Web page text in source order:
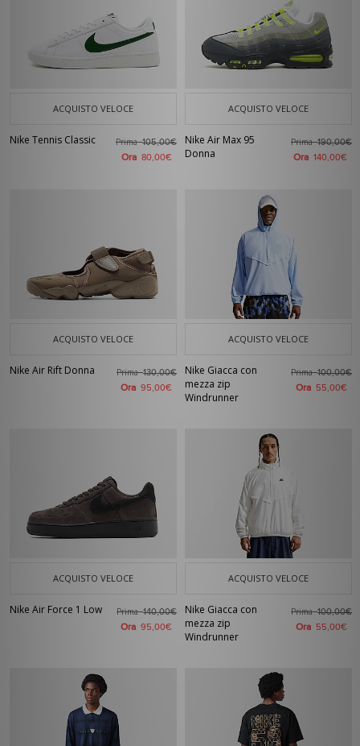
ACQUISTO VELOCE
Nike Tennis Classic Prima105,00€
Ora 80,00€
ACQUISTO VELOCE
Nike Air Max 95
Donna
Prima190,00€
Ora 140,00€
ACQUISTO VELOCE
Nike Air Rift Donna Prima130,00€
Ora 95,00€
ACQUISTO VELOCE
Nike Giacca con
mezza zip
Windrunner
Prima100,00€
Ora 55,00€
ACQUISTO VELOCE
Nike Air Force 1 Low Prima140,00€
Ora 95,00€
ACQUISTO VELOCE
Nike Giacca con
mezza zip
Windrunner
Prima100,00€
Ora 55,00€